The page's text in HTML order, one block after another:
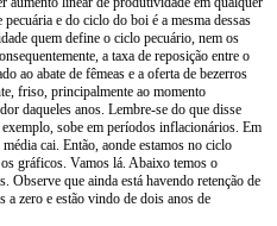
e do ciclo do boi é a mesma dessas
quem define o ciclo pecuário, nem os
a taxa de reposição entre o
ao abate de fêmeas e a oferta de bezerros
friso, principalmente ao momento
daqueles anos. Lembre-se do que disse
sobe em períodos inflacionários. Em
cai. Então, aonde estamos no ciclo
gráficos. Vamos lá. Abaixo temos o
Observe que ainda está havendo retenção de
zero e estão vindo de dois anos de